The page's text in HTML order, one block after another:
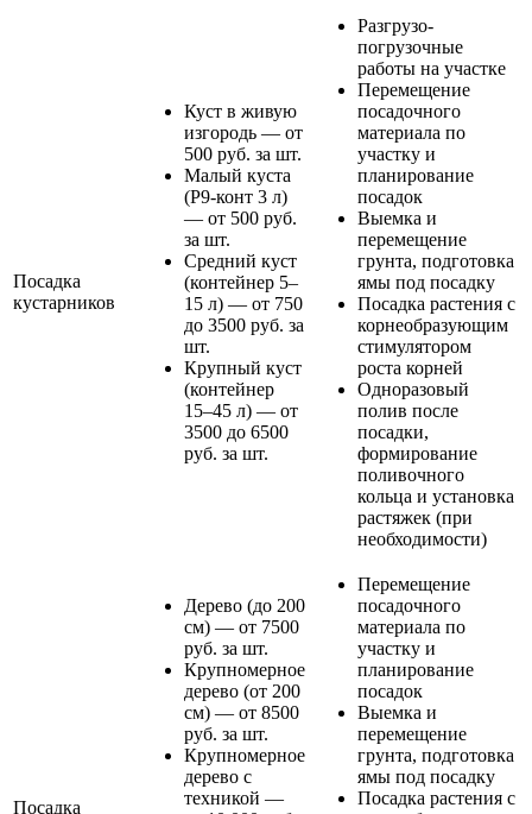
Посадка
кустарников
Куст в живую
изгородь — от
500 руб. за шт.
Малый куста
(Р9-конт 3 л)
— от 500 руб.
за шт.
Средний куст
(контейнер 5–
15 л) — от 750
до 3500 руб. за
шт.
Крупный куст
(контейнер
15–45 л) — от
3500 до 6500
руб. за шт.
Разгрузо-
погрузочные
работы на участке
Перемещение
посадочного
материала по
участку и
планирование
посадок
Выемка и
перемещение
грунта, подготовка
ямы под посадку
Посадка растения с
корнеобразующим
стимулятором
роста корней
Одноразовый
полив после
посадки,
формирование
поливочного
кольца и установка
растяжек (при
необходимости)
Посадка
Дерево (до 200
см) — от 7500
руб. за шт.
Крупномерное
дерево (от 200
см) — от 8500
руб. за шт.
Крупномерное
дерево с
техникой —
Перемещение
посадочного
материала по
участку и
планирование
посадок
Выемка и
перемещение
грунта, подготовка
ямы под посадку
Посадка растения с